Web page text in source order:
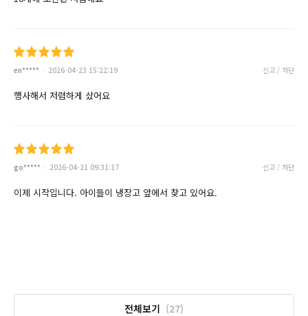
en***** 2026-04-23 15:22:19 신고 / 차단
행사해서 저렴하게 샀어요
go***** 2026-04-21 09:31:17 신고 / 차단
이제 시작입니다. 아이들이 냉장고 앞에서 찾고 있어요.
전체보기 (27)